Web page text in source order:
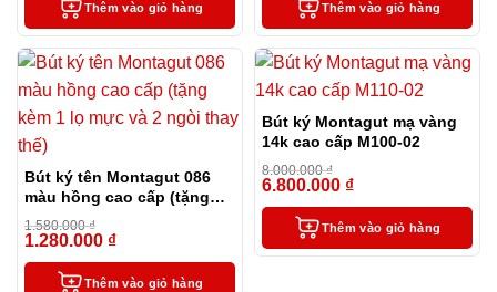
Thêm vào giỏ hàng Thêm vào giỏ hàng
Bút ký tên Montagut 086
màu hồng cao cấp (tặng
kèm 1 lọ mực và 2 ngòi
thay thế)
1.580.000₫
1.280.000 ₫
Thêm vào giỏ hàng
Bút ký Montagut mạ vàng
14k cao cấp M100-02
8.000.000₫
6.800.000 ₫
Thêm vào giỏ hàng